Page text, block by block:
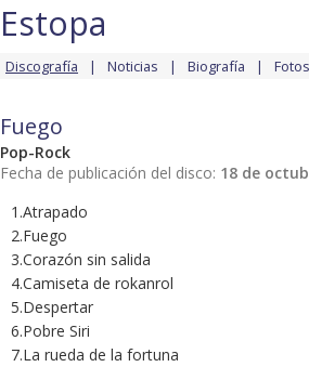
Estopa
Discografía Noticias Biografía Fotos
Fuego
Pop-Rock
Fecha de publicación del disco: 18 de
1.Atrapado
2.Fuego
3.Corazón sin salida
4.Camiseta de rokanrol
5.Despertar
6.Pobre Siri
7.La rueda de la fortuna